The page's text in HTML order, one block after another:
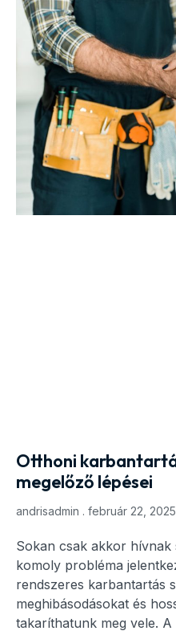
Otthoni
megelőző lépései
andrisadmin február 22, 2025
Sokan csak akkor
komoly probléma
rendszeres karbantartás
meghibásodásokat és
takaríthatunk meg vele. A